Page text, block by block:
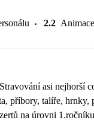
2.2 Animace
asi nejhorší
příbory, talíře,
na úrovni